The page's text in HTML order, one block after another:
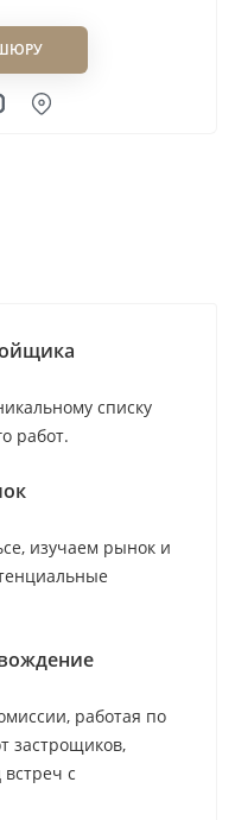
списку
работ.
изучаем рынок и
работая по
застрощиков,
с